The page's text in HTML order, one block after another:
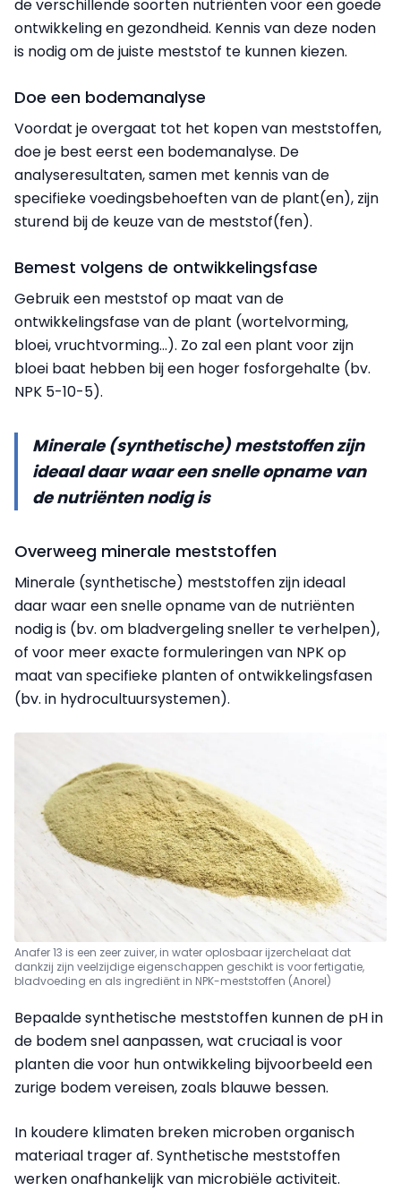
de verschillende soorten nutriënten voor een goede
ontwikkeling en gezondheid. Kennis van deze noden
is nodig om de juiste meststof te kunnen kiezen.
Doe een bodemanalyse
Voordat je overgaat tot het kopen van meststoffen,
doe je best eerst een bodemanalyse. De
analyseresultaten, samen met kennis van de
specifieke voedingsbehoeften van de plant(en), zijn
sturend bij de keuze van de meststof(fen).
Bemest volgens de ontwikkelingsfase
Gebruik een meststof op maat van de
ontwikkelingsfase van de plant (wortelvorming,
bloei, vruchtvorming...). Zo zal een plant voor zijn
bloei baat hebben bij een hoger fosforgehalte (bv.
NPK 5-10-5).
Minerale (synthetische) meststoffen zijn
ideaal daar waar een snelle opname van
de nutriënten nodig is
Overweeg minerale meststoffen
Minerale (synthetische) meststoffen zijn ideaal
daarwaar een snelle opname van de nutriënten
nodig is (bv. om bladvergeling sneller te verhelpen),
of voor meer exacte formuleringen van NPK op
maat van specifieke planten of ontwikkelingsfasen
(bv. in hydrocultuursystemen).
Anafer 13 is een zeer zuiver, in water oplosbaar ijzerchelaat dat
dankzij zijn veelzijdige eigenschappen geschikt is voor fertigatie,
bladvoeding en als ingrediënt in NPK-meststoffen (Anorel)
Bepaalde synthetische meststoffen kunnen de pH in
de bodem snel aanpassen, wat cruciaal is voor
planten die voor hun ontwikkeling bijvoorbeeld een
zurige bodem vereisen, zoals blauwe bessen.
In koudere klimaten breken microben organisch
materiaal trager af. Synthetische meststoffen
werken onafhankelijk van microbiële activiteit.